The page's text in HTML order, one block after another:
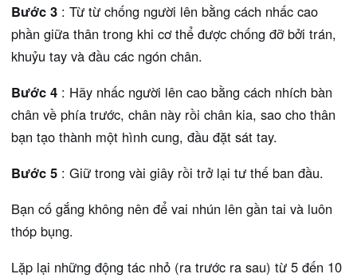
Bước 3 : Từ từ chống người lên bằng cách nhấc cao
phần giữa thân trong khi cơ thể được chống đỡ bởi trán,
khuỷu tay và đầu các ngón chân.
Bước 4 : Hãy nhấc người lên cao bằng cách nhích bàn
chân về phía trước, chân này rồi chân kia, sao cho thân
bạn tạo thành một hình cung, đầu đặt sát tay.
Bước 5 : Giữ trong vài giây rồi trở lại tư thế ban đầu.
Bạn cố gắng không nên để vai nhún lên gần tai và luôn
thóp bụng.
Lặp lại những động tác nhỏ (ra trước ra sau) từ 5 đến 10